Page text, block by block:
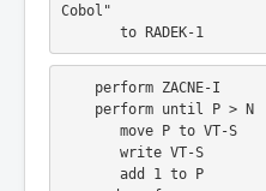
Cobol"
to RADEK-1
perform ZACNE-I
perform until P > N
move P to VT-S
write VT-S
add 1 to P